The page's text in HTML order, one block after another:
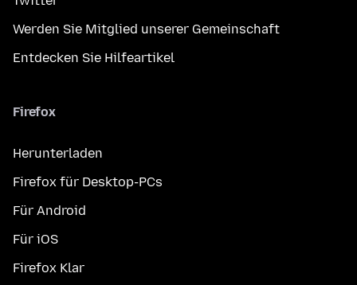
Werden Sie Mitglied unserer Gemeinschaft
Entdecken Sie Hilfeartikel
Firefox
Herunterladen
Firefox für Desktop-PCs
Für Android
Für iOS
Firefox Klar